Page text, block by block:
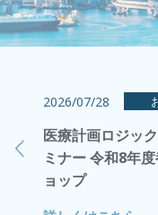
付
2026/07/28
医療計画ロジッ
ミナー 令和8年
ョップ